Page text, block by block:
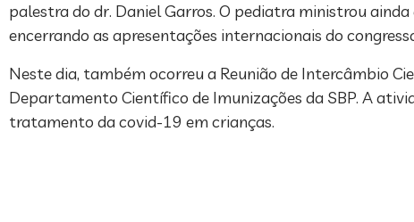
palestra do dr. Daniel Garros. O pediatra ministrou ainda
encerrando as apresentações internacionais do
Neste dia, também ocorreu a Reunião de Intercâmbio
Departamento Científico de Imunizações da SBP. A
tratamento da covid-19 em crianças.